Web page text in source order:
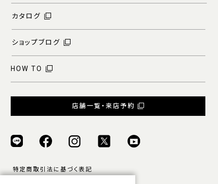
カタログ
ショップブログ
HOW TO
店舗一覧・来店予約
特定商取引法に基づく表記